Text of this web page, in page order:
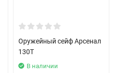
Оружейный сейф Арсенал
130Т
В наличии